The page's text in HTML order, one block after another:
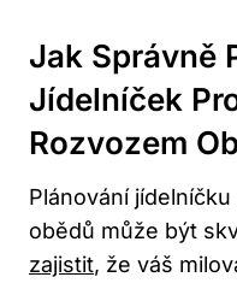
Jak Správně
Jídelníček
Rozvozem
Plánování
obědů může být
zajistit, že váš